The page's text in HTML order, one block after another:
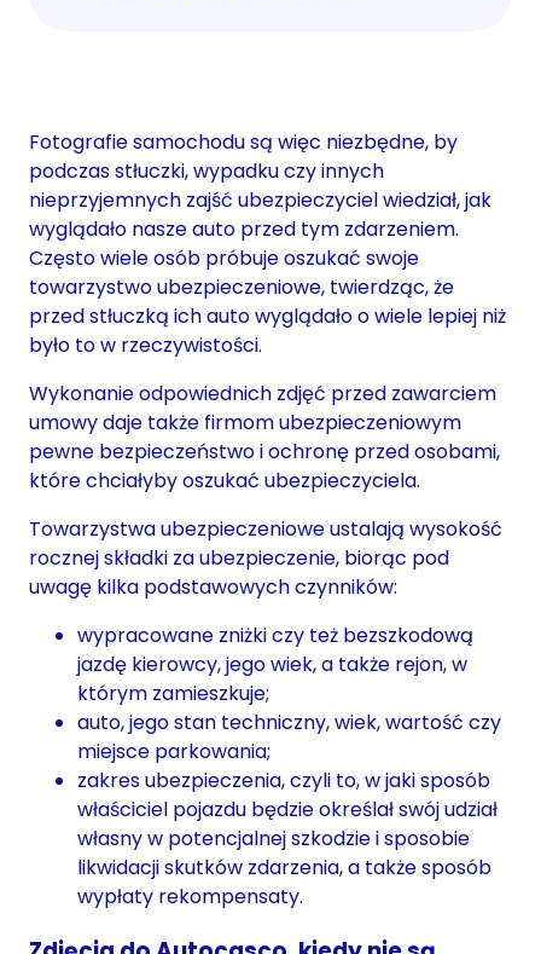
Fotografie samochodu są więc niezbędne, by
podczas stłuczki, wypadku czy innych
nieprzyjemnych zajść ubezpieczyciel wiedział, jak
wyglądało nasze auto przed tym zdarzeniem.
Często wiele osób próbuje oszukać swoje
towarzystwo ubezpieczeniowe, twierdząc, że
przed stłuczką ich auto wyglądało o wiele lepiej niż
było to w rzeczywistości.
Wykonanie odpowiednich zdjęć przed zawarciem
umowy daje także firmom ubezpieczeniowym
pewne bezpieczeństwo i ochronę przed osobami,
które chciałyby oszukać ubezpieczyciela.
Towarzystwa ubezpieczeniowe ustalają wysokość
rocznej składki za ubezpieczenie, biorąc pod
uwagę kilka podstawowych czynników:
wypracowane zniżki czy też bezszkodową
jazdę kierowcy, jego wiek, a także rejon, w
którym zamieszkuje;
auto, jego stan techniczny, wiek, wartość czy
miejsce parkowania;
zakres ubezpieczenia, czyli to, w jaki sposób
właściciel pojazdu będzie określał swój udział
własny w potencjalnej szkodzie i sposobie
likwidacji skutków zdarzenia, a także sposób
wypłaty rekompensaty.